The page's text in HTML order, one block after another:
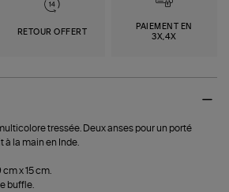
RETOUR OFFERT
PAIEMENT EN
3X,4X
tressée. Deux anses pour un porté
à la main en Inde.
cm x 15 cm.
buffle.